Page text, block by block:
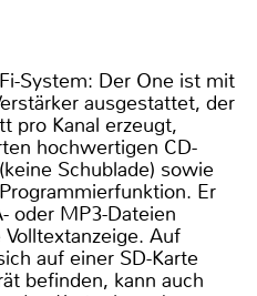
der
pro Kanal erzeugt,
sowie
Er
auf einer SD-Karte
befinden, kann auch